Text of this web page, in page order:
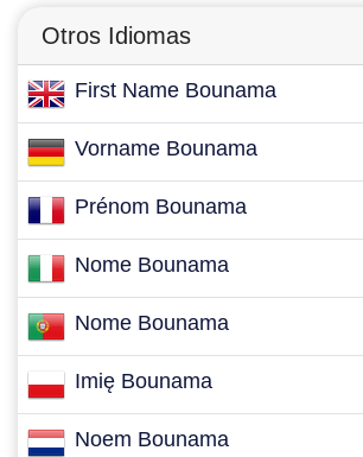
Otros Idiomas
First Name Bounama
Vorname Bounama
Prénom Bounama
Nome Bounama
Nome Bounama
Imię Bounama
Noem Bounama